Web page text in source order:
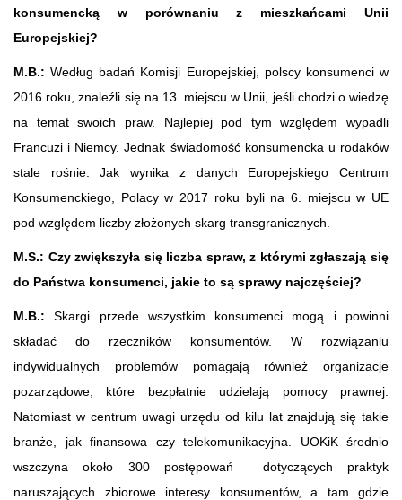
konsumencką w porównaniu z mieszkańcami Unii
Europejskiej?
M.B.: Według badań Komisji Europejskiej, polscy konsumenci w
2016 roku, znaleźli się na 13. miejscu w Unii, jeśli chodzi o wiedzę
na temat swoich praw. Najlepiej pod tym względem wypadli
Francuzi i Niemcy. Jednak świadomość konsumencka u rodaków
stale rośnie. Jak wynika z danych Europejskiego Centrum
Konsumenckiego, Polacy w 2017 roku byli na 6. miejscu w UE
pod względem liczby złożonych skarg transgranicznych.
M.S.: Czy zwiększyła się liczba spraw, z którymi zgłaszają się
do Państwa konsumenci, jakie to są sprawy najczęściej?
M.B.:Skargi przede wszystkim konsumenci mogą i powinni
składać do rzeczników konsumentów. W rozwiązaniu
indywidualnych problemów pomagają również organizacje
pozarządowe, które bezpłatnie udzielają pomocy prawnej.
Natomiast w centrum uwagi urzędu od kilu lat znajdują się takie
branże, jak finansowa czy telekomunikacyjna. UOKiK średnio
wszczyna około 300 postępowań dotyczących praktyk
naruszających zbiorowe interesy konsumentów, a tam gdzie